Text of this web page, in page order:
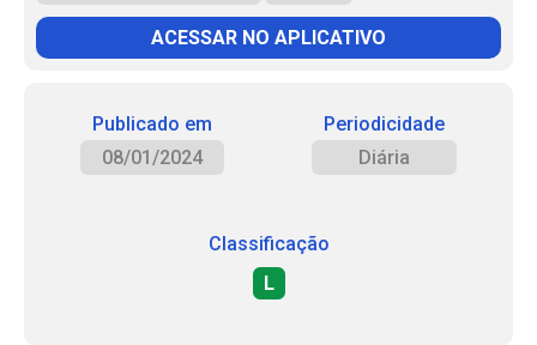
ACESSAR NO APLICATIVO
Publicado em
08/01/2024
Periodicidade
Diária
Classificação
L